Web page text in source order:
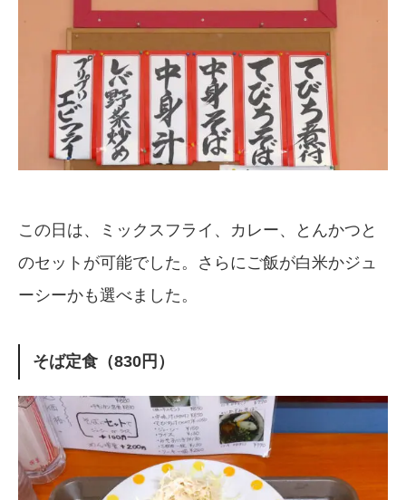
この日は、ミックスフライ、カレー、とんかつと
のセットが可能でした。さらにご飯が白米かジュ
ーシーかも選べました。
そば定食（830円）